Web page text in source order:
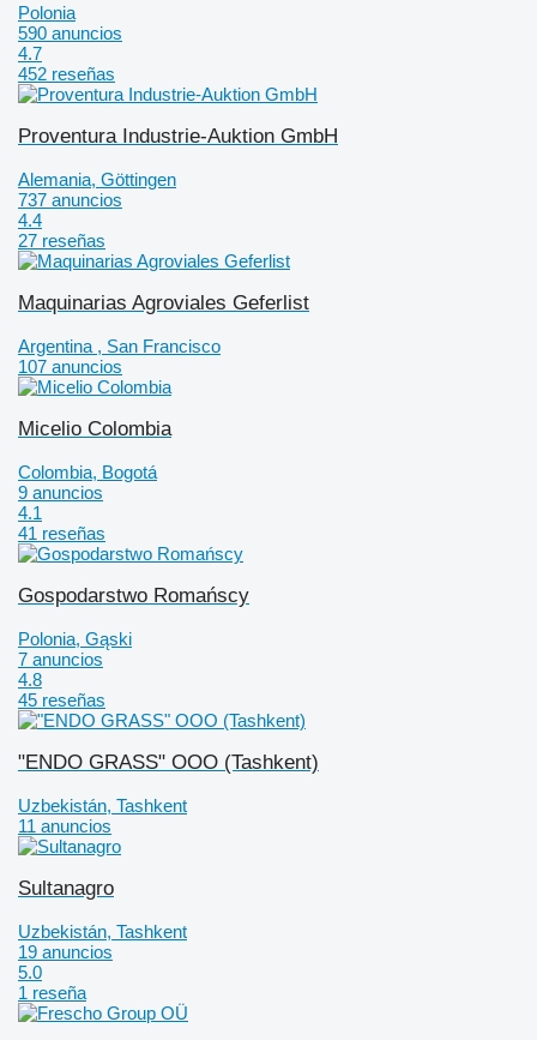
Polonia
590 anuncios
4.7
452 reseñas
Proventura Industrie-Auktion GmbH
Alemania, Göttingen
737 anuncios
4.4
27 reseñas
Maquinarias Agroviales Geferlist
Argentina , San Francisco
107 anuncios
Micelio Colombia
Colombia, Bogotá
9 anuncios
4.1
41 reseñas
Gospodarstwo Romańscy
Polonia, Gąski
7 anuncios
4.8
45 reseñas
"ENDO GRASS" OOO (Tashkent)
Uzbekistán, Tashkent
11 anuncios
Sultanagro
Uzbekistán, Tashkent
19 anuncios
5.0
1 reseña